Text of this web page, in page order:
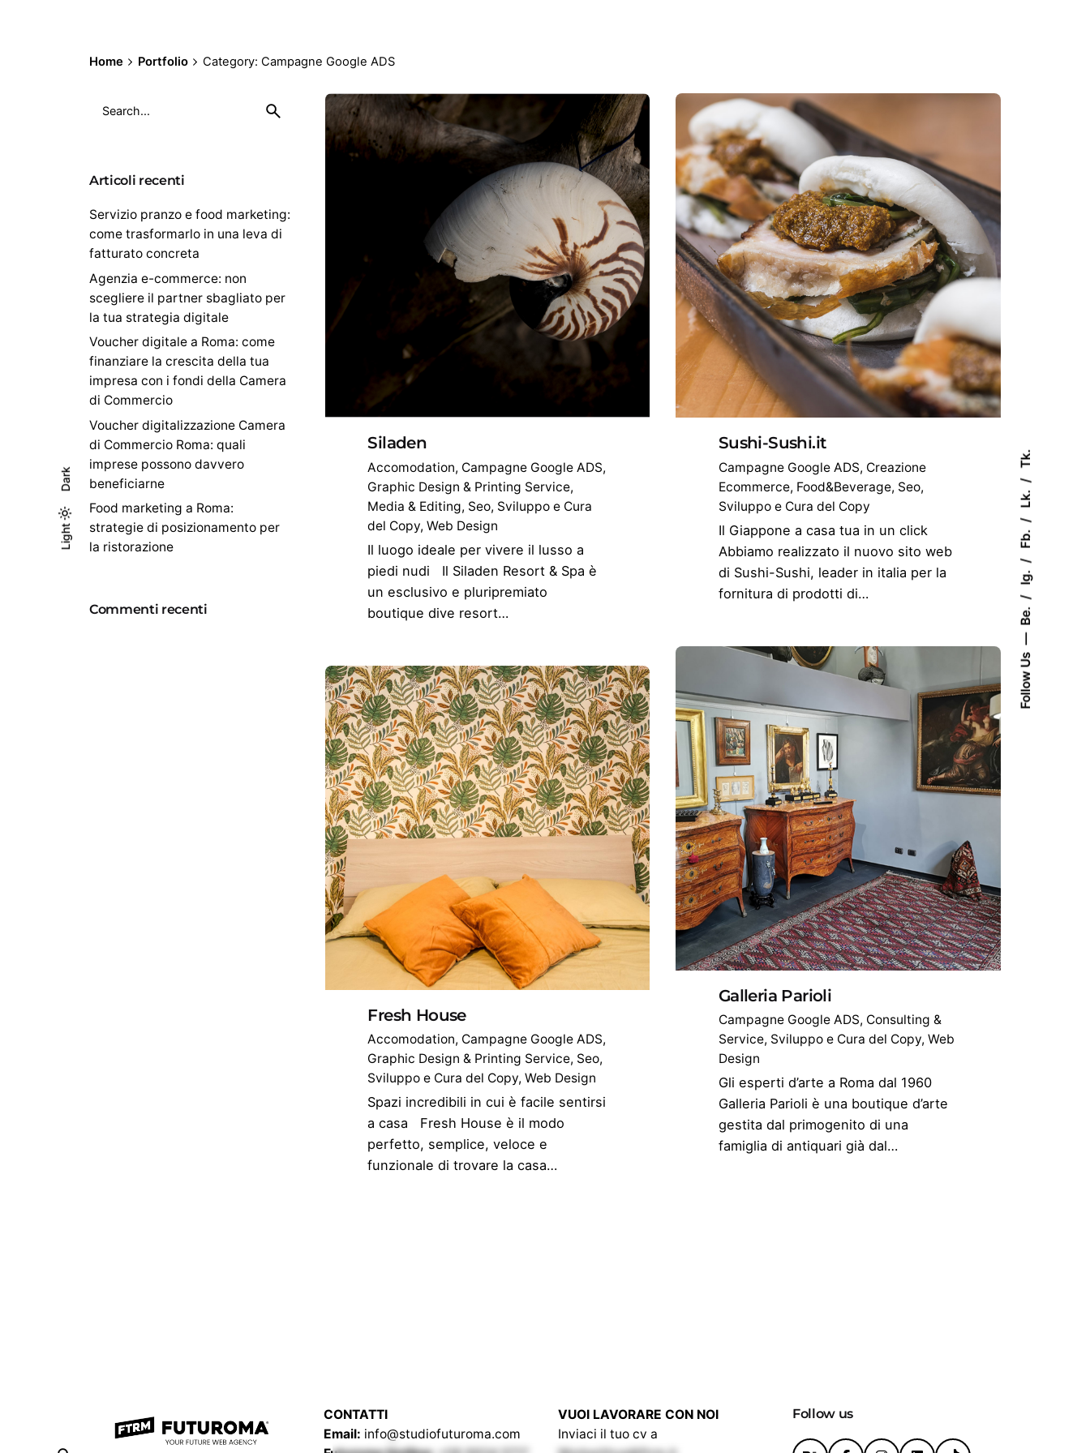
Light
Dark
Light
Dark
Follow Us
Be.
Ig.
Fb.
Lk.
Tk.
Home Portfolio Category: Campagne Google ADS
c
f
o
r
Articoli recenti
Servizio pranzo e food marketing:
come trasformarlo in una leva di
fatturato concreta
Agenzia e-commerce: non
scegliere il partner sbagliato per
la tua strategia digitale
Voucher digitale a Roma: come
finanziare la crescita della tua
impresa con i fondi della Camera
di Commercio
Voucher digitalizzazione Camera
di Commercio Roma: quali
imprese possono davvero
beneficiarne
Food marketing a Roma:
strategie di posizionamento per
la ristorazione
Commenti recenti
Siladen
Accomodation Campagne Google ADS
Graphic Design & Printing Service
Media & Editing Seo Sviluppo e Cura
del Copy Web Design
Il luogo ideale per vivere il lusso a
piedi nudi Il Siladen Resort & Spa è
un esclusivo e pluripremiato
boutique dive resort…
Sushi-Sushi.it
Campagne Google ADS Creazione
Ecommerce Food&Beverage Seo
Sviluppo e Cura del Copy
Il Giappone a casa tua in un click
Abbiamo realizzato il nuovo sito web
di Sushi-Sushi, leader in italia per la
fornitura di prodotti di…
Fresh House
Accomodation Campagne Google ADS
Graphic Design & Printing Service Seo
Sviluppo e Cura del Copy Web Design
Spazi incredibili in cui è facile sentirsi
a casa Fresh House è il modo
perfetto, semplice, veloce e
funzionale di trovare la casa…
Galleria Parioli
Campagne Google ADS Consulting &
Service Sviluppo e Cura del Copy Web
Design
Gli esperti d’arte a Roma dal 1960
Galleria Parioli è una boutique d’arte
gestita dal primogenito di una
famiglia di antiquari già dal…
CONTATTI
Email: info@studiofuturoma.com
VUOI LAVORARE CON NOI
Inviaci il tuo cv a
Follow us